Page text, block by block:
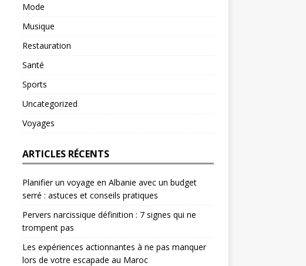
Mode
Musique
Restauration
Santé
Sports
Uncategorized
Voyages
ARTICLES RÉCENTS
Planifier un voyage en Albanie avec un budget
serré : astuces et conseils pratiques
Pervers narcissique définition : 7 signes qui ne
trompent pas
Les expériences actionnantes à ne pas manquer
lors de votre escapade au Maroc